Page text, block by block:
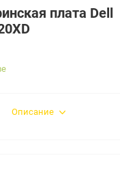
плата Dell
Описание